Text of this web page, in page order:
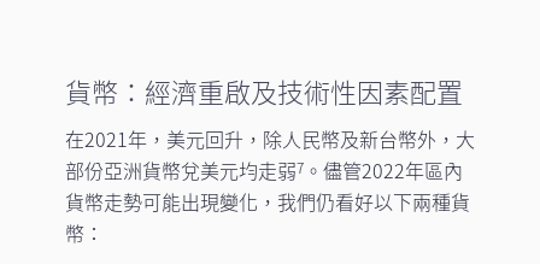
貨幣：經濟重啟及技術性因素配置
在2021年，美元回升，除人民幣及新台幣外，大
部份亞洲貨幣兌美元均走弱7。儘管2022年區內
貨幣走勢可能出現變化，我們仍看好以下兩種貨
幣：